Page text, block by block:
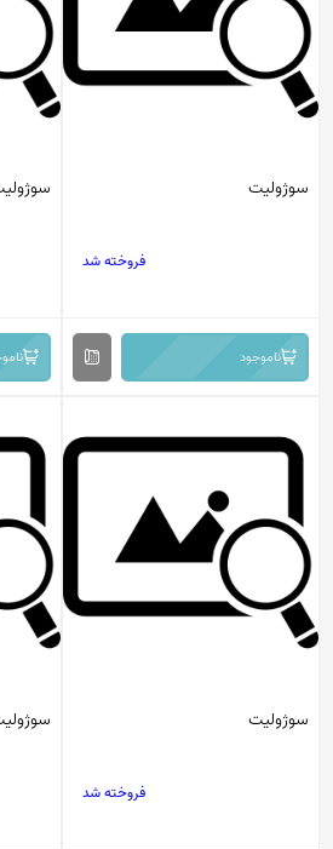
سوژولیت
فروخته شد
ناموجود
سوژولیت
فروخته شد